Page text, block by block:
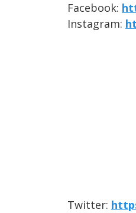
Facebook:
Instagram:
Twitter: